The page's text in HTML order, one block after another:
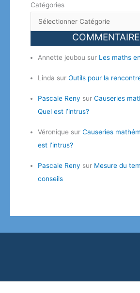
Catégories
Annette jeubou sur Les maths
Linda surOutils pour la
Pascale Reny surCauseries
Quel est l’intrus?
Véronique surCauseries
est l’intrus?
Pascale Reny sur Mesure du
conseils